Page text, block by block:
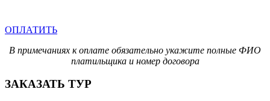
ОПЛАТИТЬ
В примечаниях к оплате обязательно укажите полные ФИО
платильщика и номер договора
ЗАКАЗАТЬ ТУР